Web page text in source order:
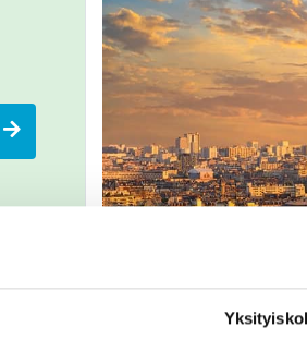
vaihtelee reitin mukaan).